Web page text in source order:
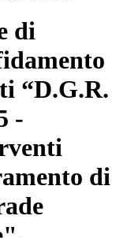
di
“D.G.R.
-
di